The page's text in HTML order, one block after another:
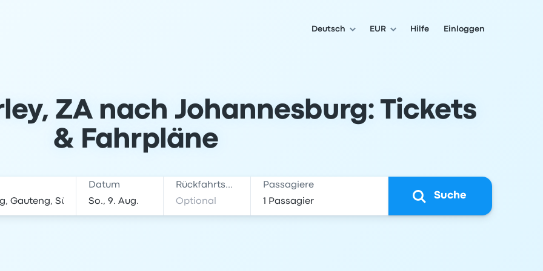
Deutsch EUR Hilfe Einloggen
ZA nach Johannesburg: Tickets
& Fahrpläne
Datum Rückfahrtsdatum Passagiere
Suche